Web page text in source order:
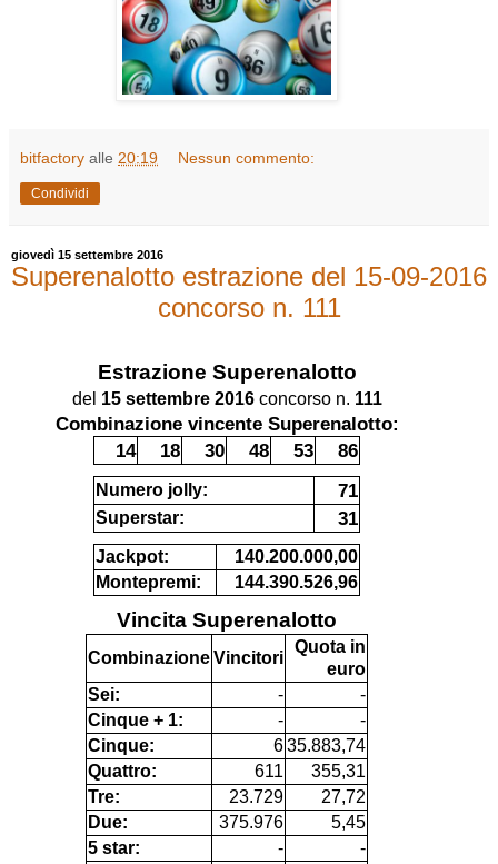
bitfactory alle 20:19 Nessun commento:
Condividi
giovedì 15 settembre 2016
Superenalotto estrazione del 15-09-2016
concorso n. 111
Estrazione Superenalotto
del 15 settembre 2016concorso n. 111
Combinazione vincente Superenalotto:
14
18 30 48 53 86
Numero jolly: 71
Superstar: 31
Jackpot:
140.200.000,00
Montepremi:
144.390.526,96
Vincita Superenalotto
CombinazioneVincitori
Quota in
euro
Sei:
-
-
Cinque + 1:
-
-
Cinque:
635.883,74
Quattro:
611
355,31
Tre:
23.729
27,72
Due:
375.976
5,45
5 star:
- -